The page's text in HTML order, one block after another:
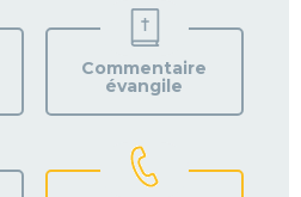
VOTRE
PAROISSE
Commentaire
évangile